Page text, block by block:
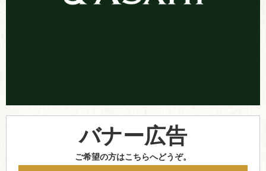
バナー広告
ご希望の方はこちらへどうぞ。